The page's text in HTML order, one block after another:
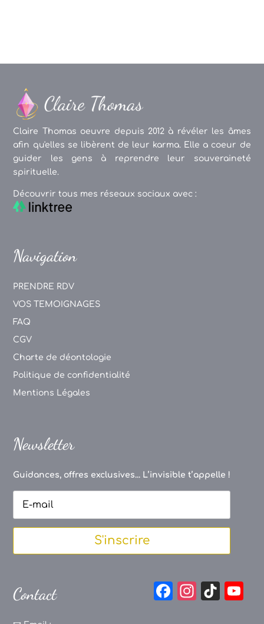
Claire Thomas oeuvre depuis 2012 à révéler les âmes
afin qu'elles se libèrent de leur karma. Elle a coeur de
guider les gens à reprendre leur souveraineté
spirituelle.
Découvrir tous mes réseaux sociaux avec :
Navigation
PRENDRE RDV
VOS TEMOIGNAGES
FAQ
CGV
Charte de déontologie
Politique de confidentialité
Mentions Légales
Newsletter
Guidances, offres exclusives... L’invisible t’appelle !
S'inscrire
Contact
F
In
Ti